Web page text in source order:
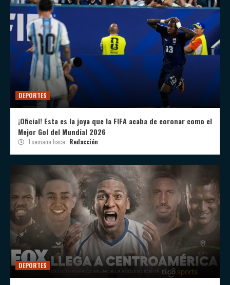
DEPORTES
¡Oficial! Esta es la joya que la FIFA acaba de coronar como el
Mejor Gol del Mundial 2026
1 semana hace Redacción
DEPORTES